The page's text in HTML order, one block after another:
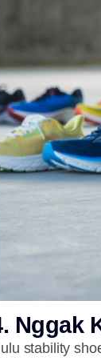
Nggak
stability